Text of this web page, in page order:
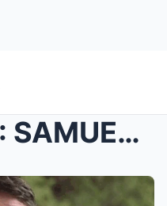
ALEX HUGO : SAMUEL LE BIHAN A SONGÉ AU DÉPART, SON...